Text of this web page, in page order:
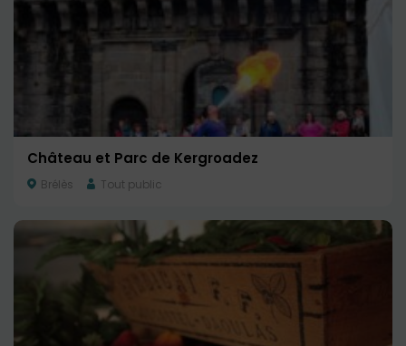
Château et Parc de Kergroadez
Brélès Tout public